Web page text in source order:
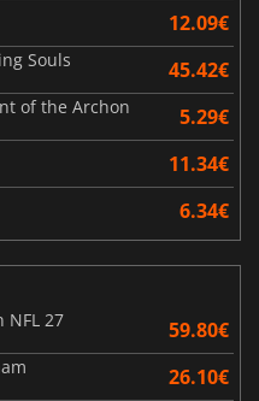
12.09€
Souls 45.42€
of the Archon 5.29€
11.34€
6.34€
NFL 27
59.80€
26.10€